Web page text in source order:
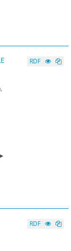
RDF
RDF